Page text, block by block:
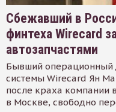
Сбежавший в
финтеха Wirecard
автозапчастями
Бывший операционный
системы Wirecard Ян
после краха компании
в Москве, свободно